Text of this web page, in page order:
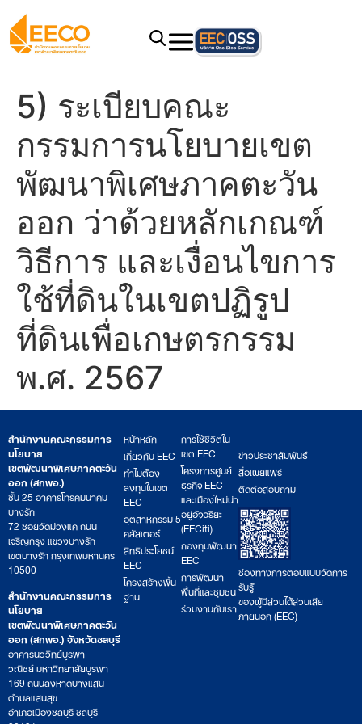
5) ระเบียบคณะ
กรรมการนโยบายเขต
พัฒนาพิเศษภาคตะวัน
ออก ว่าด้วยหลักเกณฑ์
วิธีการ และเงื่อนไขการ
ใช้ที่ดินในเขตปฏิรูป
ที่ดินเพื่อเกษตรกรรม
พ.ศ. 2567
สำนักงานคณะกรรมการ
นโยบาย
เขตพัฒนาพิเศษภาคตะวัน
ออก (สกพอ.)
ชั้น 25 อาคารโทรคมนาคม
บางรัก
72 ซอยวัดม่วงแค ถนน
เจริญกรุง แขวงบางรัก
เขตบางรัก กรุงเทพมหานคร
10500
สำนักงานคณะกรรมการ
นโยบาย
เขตพัฒนาพิเศษภาคตะวัน
ออก (สกพอ.) จังหวัดชลบุรี
อาคารนววิทย์บูรพา
วณิชย์ มหาวิทยาลัยบูรพา
169 ถนนลงหาดบางแสน
ตำบลแสนสุข
อำเภอเมืองชลบุรี ชลบุรี
หน้าหลัก
เกี่ยวกับ EEC
ทำไมต้อง
ลงทุนในเขต
EEC
อุตสาหกรรม 5
คลัสเตอร์
สิทธิประโยชน์
EEC
โครงสร้างพื้น
ฐาน
การใช้ชีวิตใน
เขต EEC
โครงการศูนย์
ธุรกิจ EEC
และเมืองใหม่น่า
อยู่อัจฉริยะ
(EECiti)
กองทุนพัฒนา
EEC
การพัฒนา
พื้นที่และชุมชน
ร่วมงานกับเรา
ข่าวประชาสัมพันธ์
สื่อเผยแพร่
ติดต่อสอบถาม
ช่องทางการตอบแบบวัดการ
รับรู้
ของผู้มีส่วนได้ส่วนเสีย
ภายนอก (EEC)